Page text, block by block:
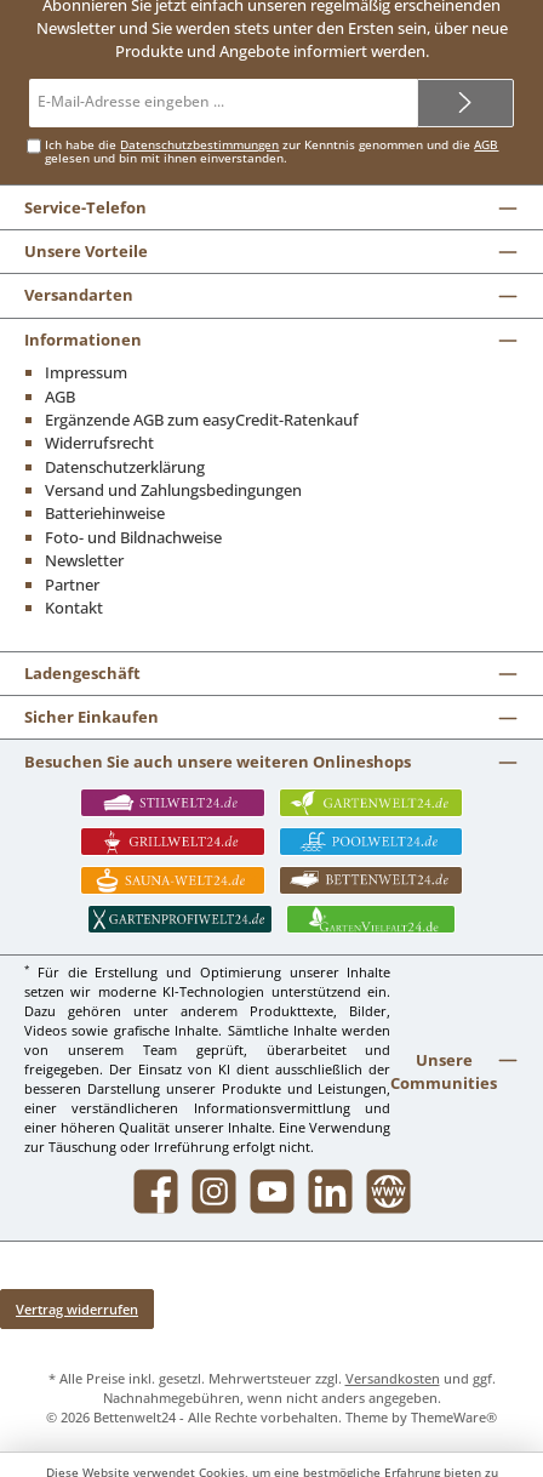
Abonnieren Sie jetzt einfach unseren regelmäßig erscheinenden
Newsletter und Sie werden stets unter den Ersten sein, über neue
Produkte und Angebote informiert werden.
Mail-
Ich habe die Datenschutzbestimmungen zur Kenntnis genommen und dieAGB
gelesen und bin mit ihnen einverstanden.
Service-Telefon
Unsere Vorteile
Versandarten
Informationen
Impressum
AGB
Ergänzende AGB zum easyCredit-Ratenkauf
Widerrufsrecht
Datenschutzerklärung
Versand und Zahlungsbedingungen
Batteriehinweise
Foto- und Bildnachweise
Newsletter
Partner
Kontakt
Ladengeschäft
Sicher Einkaufen
Besuchen Sie auch unsere weiteren Onlineshops
*
Für die Erstellung und Optimierung unserer Inhalte
setzen wir moderne KI-Technologien unterstützend ein.
Dazu gehören unter anderem Produkttexte, Bilder,
Videos sowie grafische Inhalte. Sämtliche Inhalte werden
von unserem Team geprüft, überarbeitet und
freigegeben. Der Einsatz von KI dient ausschließlich der
besseren Darstellung unserer Produkte und Leistungen,
einer verständlicheren Informationsvermittlung und
einer höheren Qualität unserer Inhalte. Eine Verwendung
zur Täuschung oder Irreführung erfolgt nicht.
Unsere
Communities
Facebook InstagramYouTube LinkedIn Website
Vertrag widerrufen
* Alle Preise inkl. gesetzl. Mehrwertsteuer zzgl. Versandkosten und ggf.
Nachnahmegebühren, wenn nicht anders angegeben.
© 2026 Bettenwelt24 - Alle Rechte vorbehalten. Theme by ThemeWare®
Diese Website verwendet Cookies, um eine bestmögliche Erfahrung bieten zu